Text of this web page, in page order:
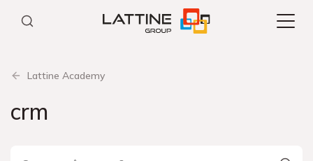
Lattine Academy
crm